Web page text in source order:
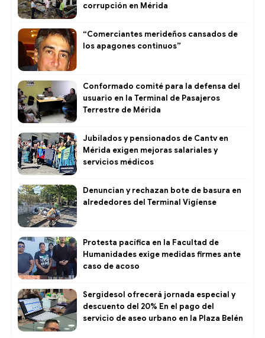
corrupción en Mérida
“Comerciantes merideños cansados de
los apagones continuos”
Conformado comité para la defensa del
usuario en la Terminal de Pasajeros
Terrestre de Mérida
Jubilados y pensionados de Cantv en
Mérida exigen mejoras salariales y
servicios médicos
Denuncian y rechazan bote de basura en
alrededores del Terminal Vigíense
Protesta pacífica en la Facultad de
Humanidades exige medidas firmes ante
caso de acoso
Sergidesol ofrecerá jornada especial y
descuento del 20% En el pago del
servicio de aseo urbano en la Plaza Belén